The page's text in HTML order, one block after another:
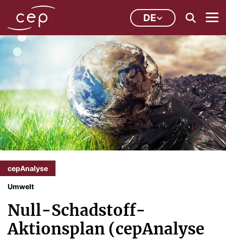
DE
cepAnalyse
Umwelt
Null-Schadstoff-
Aktionsplan (cepAnalyse